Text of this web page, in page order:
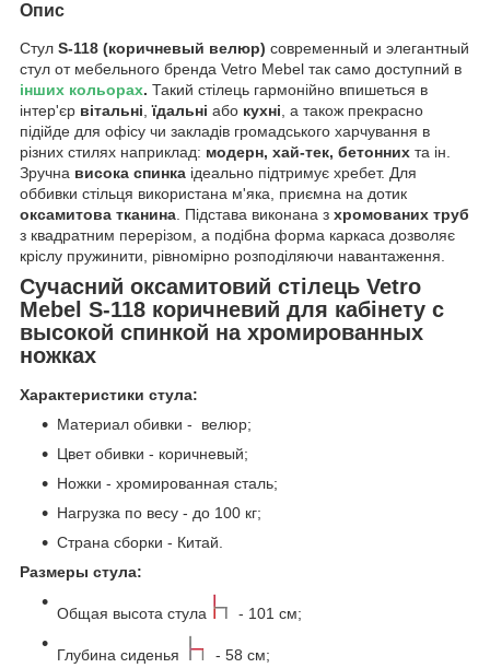
Опис
Стул S-118 (коричневый велюр) современный и элегантный
стул от мебельного бренда Vetro Mebel так само доступний в
інших кольорах. Такий стілець гармонійно впишеться в
інтер'єр вітальні,їдальні або кухні, а також прекрасно
підійде для офісу чи закладів громадського харчування в
різних стилях наприклад: модерн, хай-тек, бетонних та ін.
Зручна висока спинка ідеально підтримує хребет. Для
оббивки стільця використана м'яка, приємна на дотик
оксамитова тканина. Підстава виконана з хромованих труб
з квадратним перерізом, а подібна форма каркаса дозволяє
кріслу пружинити, рівномірно розподіляючи навантаження.
Сучасний оксамитовий стілець Vetro
Mebel S-118 коричневий для кабінету с
высокой спинкой на хромированных
ножках
Характеристики стула:
Материал обивки - велюр;
Цвет обивки - коричневый;
Ножки - хромированная сталь;
Нагрузка по весу - до 100 кг;
Страна сборки - Китай.
Размеры стула:
Общая высота стула - 101 см;
Глубина сиденья - 58 см;